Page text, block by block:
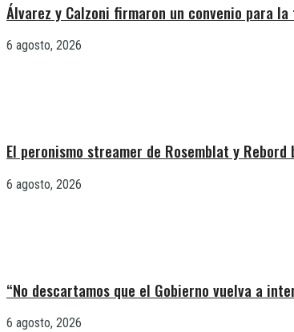
Álvarez y Calzoni firmaron un convenio para
6 agosto, 2026
El peronismo streamer de Rosemblat y
6 agosto, 2026
“No descartamos que el Gobierno vuelva a
6 agosto, 2026